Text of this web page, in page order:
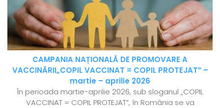
CAMPANIA NAȚIONALĂ DE PROMOVARE A
VACCINĂRII„COPIL VACCINAT = COPIL PROTEJAT” –
martie – aprilie 2026
În perioada martie-aprilie 2026, sub sloganul „COPIL
VACCINAT = COPIL PROTEJAT”, în România se va